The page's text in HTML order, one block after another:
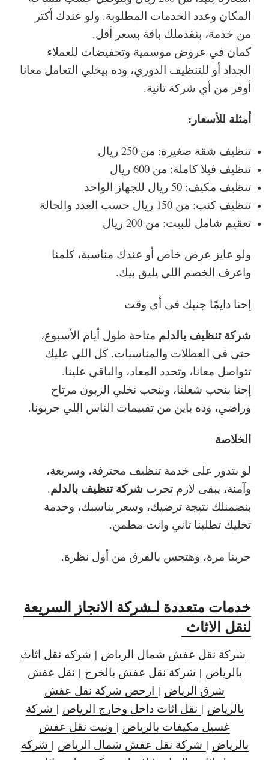
المكان وعدد الخدمات المطلوبة. ولو عندك أكتر
من خدمة، بنقدملك باقة بسعر أقل.
كمان في عروض موسمية وتخفيضات للعملاء
الجداد أو للتنظيف الدوري، وده بيخلي التعامل معانا
أوفر من أي شركة تانية.
أمثلة للأسعار:
تنظيف شقة صغيرة: من 250 ريال
تنظيف فيلا كاملة: من 600 ريال
تنظيف مكيف: 50 ريال للجهاز الواحد
تنظيف كنب: من 150 ريال حسب العدد والحالة
تعقيم شامل للبيت: من 200 ريال
ولو عايز عرض خاص أو عندك مناسبة، كلمنا
واعرف الخصم اللي يليق بيك.
إحنا دايمًا جنبك في أي وقت
شركة تنظيف بالدلم متاحة طول أيام الأسبوع،
حتى في العطلات والمناسبات. كل اللي عليك
تتواصل معانا، وتحدد المعاد، والباقي علينا.
إحنا بنحب شغلنا، وبنحب نخلي الزبون مرتاح
وراضي، وده باين من تقييمات الناس اللي جربونا.
الخلاصة
لو بتدور على خدمة تنظيف محترفة، وسريعة،
وآمنة، يبقى لازم تجرب شركة تنظيف بالدلم.
بنضمنلك نتيجة ترضيك، وسعر يناسبك، وخدمة
تخليك تطلبنا تاني وانت مطمن.
جربنا مرة، وهتحس بالفرق من أول نظرة.
خدمات متعددة لـشركة الانجاز السريعة
لنقل الاثاث
شركة نقل عفش شمال الرياض | شركه نقل اثاث
بالرياض | شركة نقل عفش بالخرج | نقل عفش
شرق الرياض | ارخص شركة نقل عفش
بالرياض | نقل اثاث داخل وخارج الرياض | شركة
غسيل مكيفات بالرياض | ونيت نقل عفش
بالرياض | شركة نقل عفش شمال الرياض | شركه